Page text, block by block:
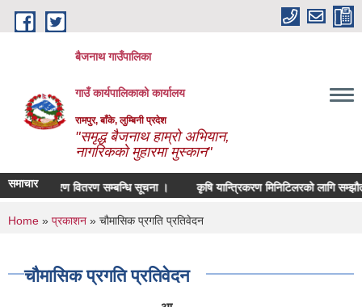
Skip to main content
बैजनाथ गाउँपालिका
गाउँ कार्यपालिकाको कार्यालय
रामपुर, बाँके, लुम्बिनी प्रदेश
"समृद्ध बैजनाथ हाम्रो अभियान,
नागरिकको मुहारमा मुस्कान"
समाचार
यान्त्रिकरण वितरण सम्बन्धि सूचना । कृषि यान्त्रिकरण मिनिटिलरको लागि
You are here
Home » प्रकाशन » चौमासिक प्रगति प्रतिवेदन
चौमासिक प्रगति प्रतिवेदन